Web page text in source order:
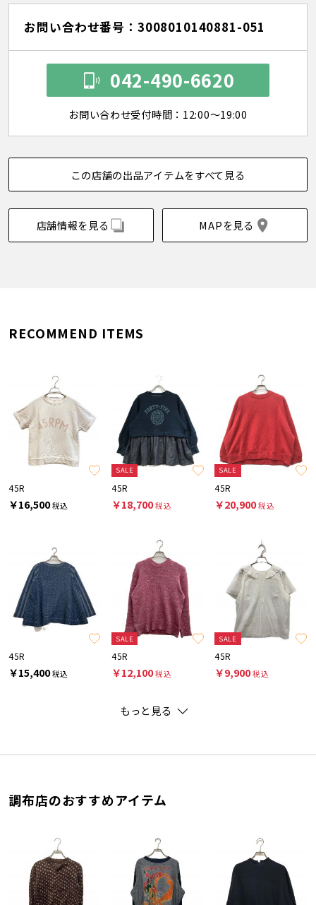
お問い合わせ番号：3008010140881-051
042-490-6620
お問い合わせ受付時間：12:00～19:00
この店舗の出品アイテムをすべて見る
店舗情報を見る MAPを見る
RECOMMEND ITEMS
45R
￥16,500税込
SALE
45R
￥18,700税込
SALE
45R
￥20,900税込
45R
￥15,400税込
SALE
45R
￥12,100税込
SALE
45R
￥9,900税込
もっと見る
調布店のおすすめアイテム